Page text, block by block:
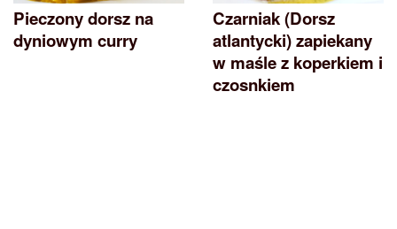
Pieczony dorsz na
dyniowym curry
Czarniak (Dorsz
atlantycki) zapiekany
w maśle z koperkiem i
czosnkiem